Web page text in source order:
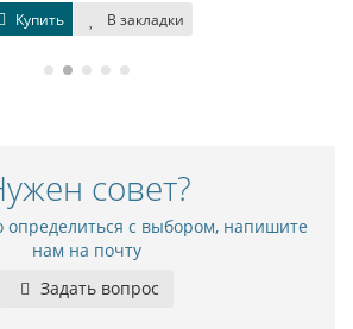
В закладки
совет?
определиться с выбором, напишите
нам на почту
Задать вопрос